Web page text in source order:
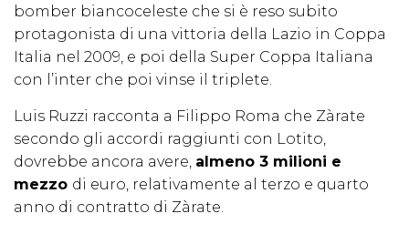
bomber biancoceleste che si è reso subito
protagonista di una vittoria della Lazio in Coppa
Italia nel 2009, e poi della Super Coppa Italiana
con l’inter che poi vinse il triplete.
Luis Ruzzi racconta a Filippo Roma che Zàrate
secondo gli accordi raggiunti con Lotito,
dovrebbe ancora avere, almeno 3 milioni e
mezzo di euro, relativamente al terzo e quarto
anno di contratto di Zàrate.